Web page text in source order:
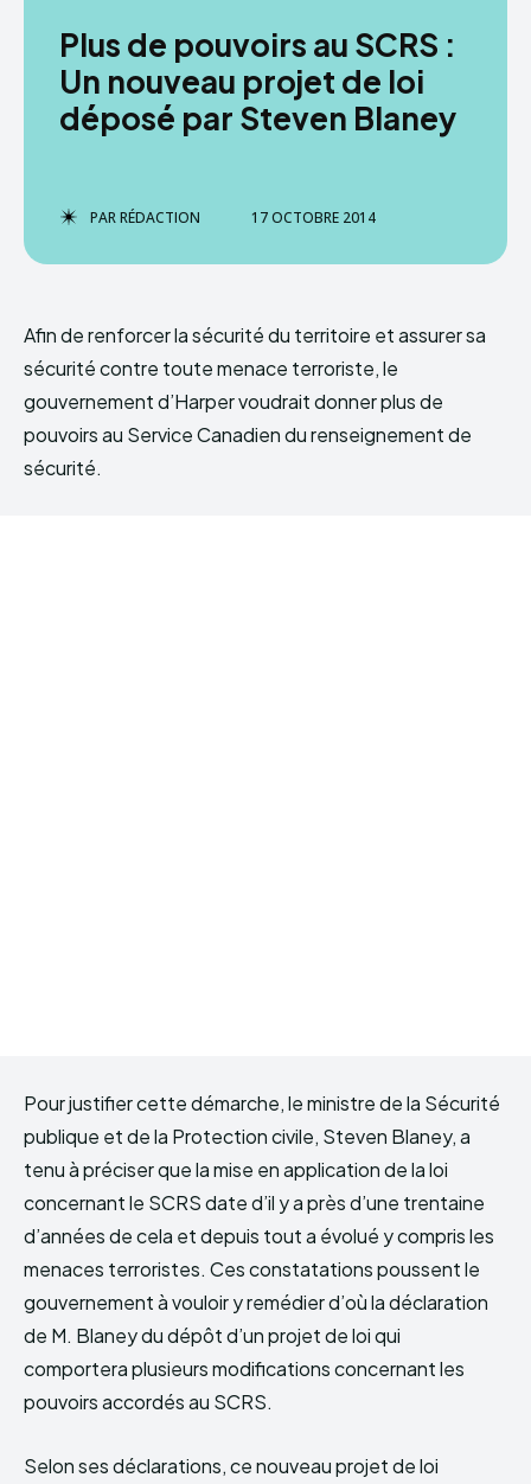
Plus de pouvoirs au SCRS :
Un nouveau projet de loi
déposé par Steven Blaney
PARRÉDACTION 17 OCTOBRE 2014
Afin de renforcer la sécurité du territoire et assurer sa
sécurité contre toute menace terroriste, le
gouvernement d’Harper voudrait donner plus de
pouvoirs au Service Canadien du renseignement de
sécurité.
Pour justifier cette démarche, le ministre de la Sécurité
publique et de la Protection civile, Steven Blaney, a
tenu à préciser que la mise en application de la loi
concernant le SCRS date d’il y a près d’une trentaine
d’années de cela et depuis tout a évolué y compris les
menaces terroristes. Ces constatations poussent le
gouvernement à vouloir y remédier d’où la déclaration
de M. Blaney du dépôt d’un projet de loi qui
comportera plusieurs modifications concernant les
pouvoirs accordés au SCRS.
Selon ses déclarations, ce nouveau projet de loi